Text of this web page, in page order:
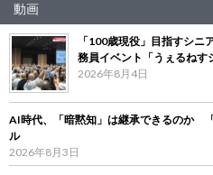
動画
「100歳現役」目指すシ
務員イベント「うぇるねす
2026年8月4日
AI時代、「暗黙知」は継承できるのか
ル
2026年8月3日